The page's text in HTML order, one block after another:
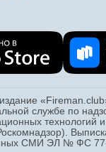
службе по
технологий
СМИ ЭЛ № ФС